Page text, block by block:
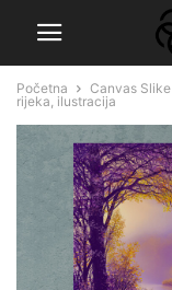
Početna Canvas Slike
rijeka, ilustracija